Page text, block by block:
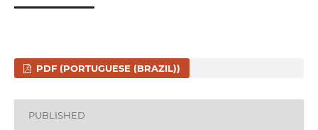
PDF (PORTUGUESE (BRAZIL))
PUBLISHED